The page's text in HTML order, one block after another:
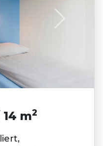
m2